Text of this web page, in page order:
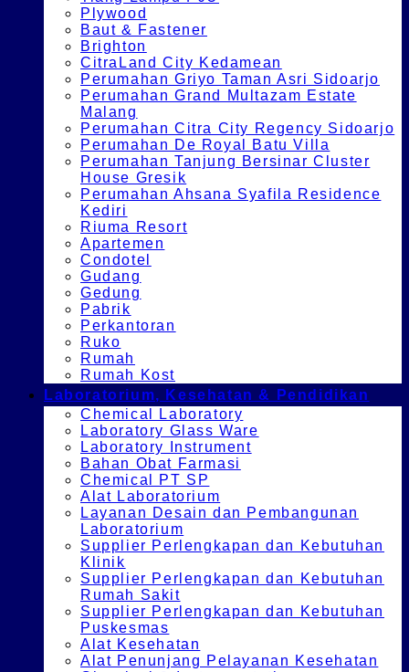
Plywood
Baut & Fastener
Brighton
CitraLand City Kedamean
Perumahan Griyo Taman Asri Sidoarjo
Perumahan Grand Multazam Estate
Malang
Perumahan Citra City Regency Sidoarjo
Perumahan De Royal Batu Villa
Perumahan Tanjung Bersinar Cluster
House Gresik
Perumahan Ahsana Syafila Residence
Kediri
Riuma Resort
Apartemen
Condotel
Gudang
Gedung
Pabrik
Perkantoran
Ruko
Rumah
Rumah Kost
Laboratorium, Kesehatan & Pendidikan
Chemical Laboratory
Laboratory Glass Ware
Laboratory Instrument
Bahan Obat Farmasi
Chemical PT SP
Alat Laboratorium
Layanan Desain dan Pembangunan
Laboratorium
Supplier Perlengkapan dan Kebutuhan
Klinik
Supplier Perlengkapan dan Kebutuhan
Rumah Sakit
Supplier Perlengkapan dan Kebutuhan
Puskesmas
Alat Kesehatan
Alat Penunjang Pelayanan Kesehatan